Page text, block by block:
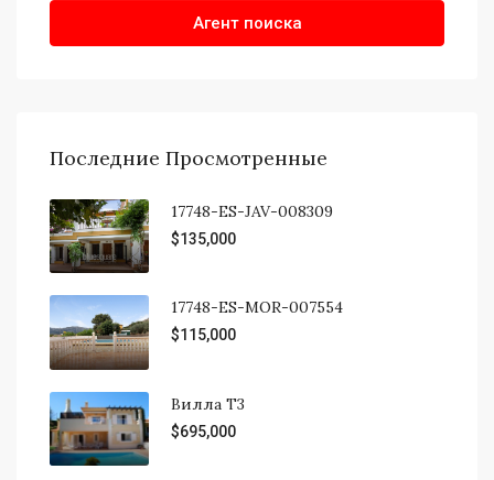
Агент поиска
Последние Просмотренные
17748-ES-JAV-008309
$135,000
17748-ES-MOR-007554
$115,000
Вилла Т3
$695,000